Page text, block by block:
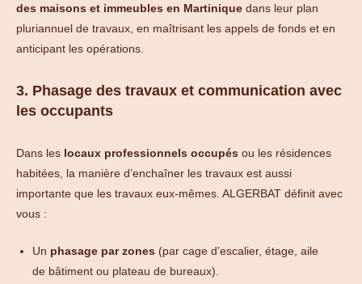
des maisons et immeubles en Martinique dans leur plan
pluriannuel de travaux, en maîtrisant les appels de fonds et en
anticipant les opérations.
3. Phasage des travaux et communication avec
les occupants
Dans les locaux professionnels occupés ou les résidences
habitées, la manière d’enchaîner les travaux est aussi
importante que les travaux eux-mêmes. ALGERBAT définit avec
vous :
Un phasage par zones (par cage d’escalier, étage, aile
de bâtiment ou plateau de bureaux).